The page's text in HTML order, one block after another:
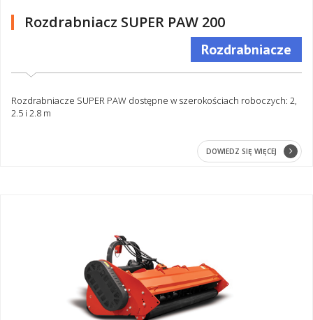
Rozdrabniacz SUPER PAW 200
Rozdrabniacze
Rozdrabniacze SUPER PAW dostępne w szerokościach roboczych: 2,
2.5 i 2.8 m
DOWIEDZ SIĘ WIĘCEJ